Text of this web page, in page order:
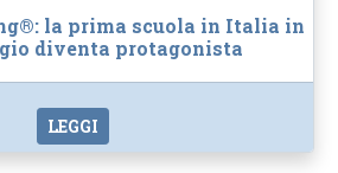
la prima scuola in Italia in
diventa protagonista
LEGGI